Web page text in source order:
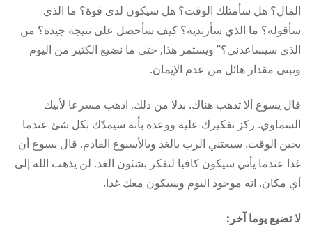
المال؟ هل سأمتلك الوقت؟ هل سيكون لدى قوة؟ ما الذي
سأقوله؟ ما الذي سأرتديه؟ كيف سأحصل على نتيجة جيدة؟ من
الذي سيساعدني؟” ويستمر هذا, حتى ما نضيع الكثير من اليوم
ونبنى مقدار هائل من عدم الإيمان.
قال يسوع ألا تذهب هناك. بدلا من ذلك, اذهب مسرعا لأبيك
السماوي. ركز تفكيرك عليه ووعده بأنه سيمدّك بكل شئ عندما
يحين الوقت. سيعتني الرب بالغد وبالأسبوع القادم. قال يسوع أن
غدا عندما يأتي سيكون كافيا لتفكر بشئون الغد. لن يذهب الله إلى
أي مكان. انه موجود اليوم وسيكون معك غدا.
لا تضيع يوما آخر: